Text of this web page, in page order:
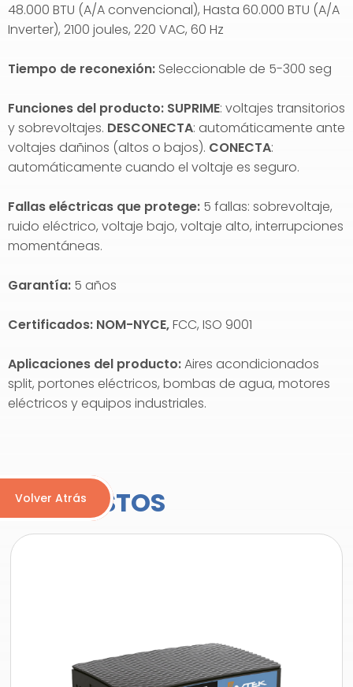
48.000 BTU (A/A convencional), Hasta 60.000 BTU (A/A
Inverter), 2100 joules, 220 VAC, 60 Hz
Tiempo de reconexión: Seleccionable de 5-300 seg
Funciones del producto: SUPRIME: voltajes transitorios
y sobrevoltajes. DESCONECTA: automáticamente ante
voltajes dañinos (altos o bajos). CONECTA:
automáticamente cuando el voltaje es seguro.
Fallas eléctricas que protege: 5 fallas: sobrevoltaje,
ruido eléctrico, voltaje bajo, voltaje alto, interrupciones
momentáneas.
Garantía: 5 años
Certificados: NOM-NYCE,FCC, ISO 9001
Aplicaciones del producto:Aires acondicionados
split, portones eléctricos, bombas de agua, motores
eléctricos y equipos industriales.
Volver Atrás
MÁS VISTOS